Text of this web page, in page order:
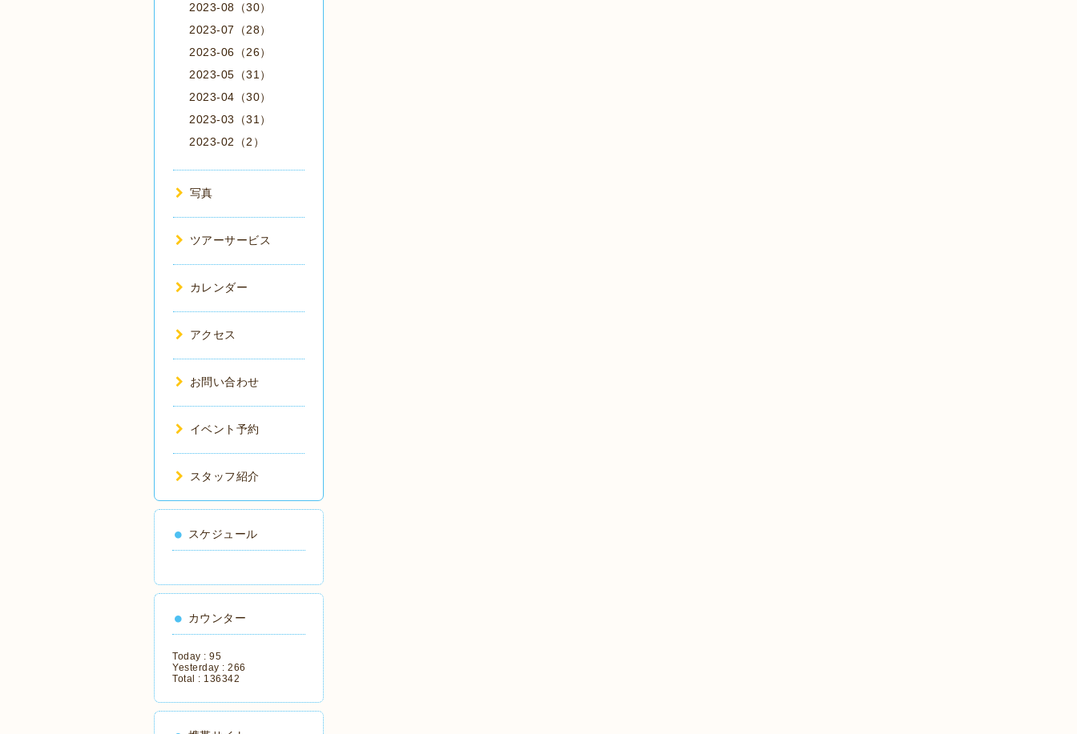
2023-08（30）
2023-07（28）
2023-06（26）
2023-05（31）
2023-04（30）
2023-03（31）
2023-02（2）
写真
ツアーサービス
カレンダー
アクセス
お問い合わせ
イベント予約
スタッフ紹介
スケジュール
カウンター
Today : 95
Yesterday : 266
Total : 136342